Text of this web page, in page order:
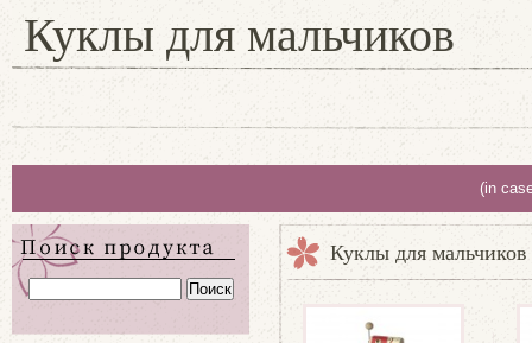
Куклы для мальчиков
(in
Куклы для мальчиков